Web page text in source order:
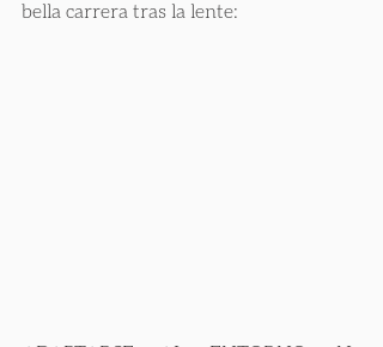
bella carrera tras la lente: